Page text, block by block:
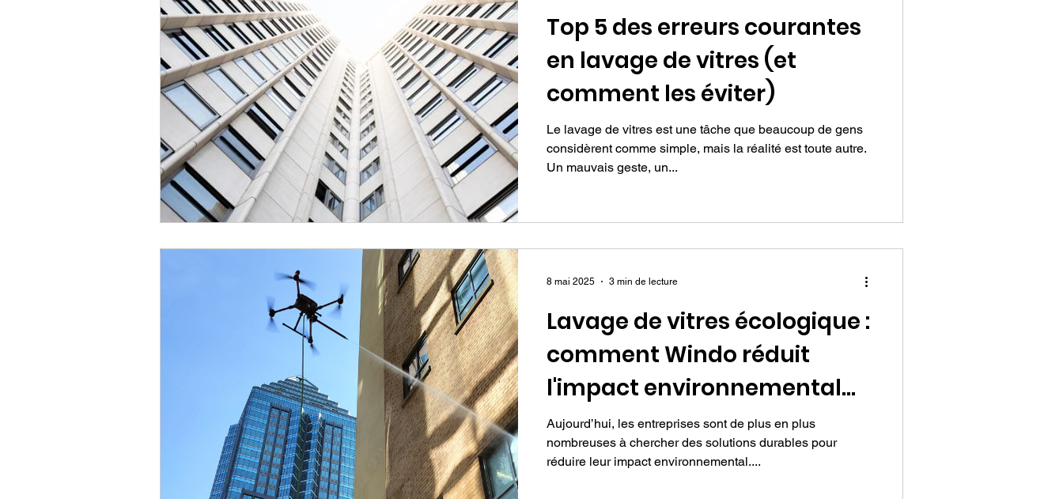
Top 5 des erreurs courantes
en lavage de vitres (et
comment les éviter)
Le lavage de vitres est une tâche que beaucoup de gens
considèrent comme simple, mais la réalité est toute autre.
Un mauvais geste, un...
Lavage de vitres écologique :
comment Windo réduit
l'impact environnemental
du nettoyage
Aujourd’hui, les entreprises sont de plus en plus
nombreuses à chercher des solutions durables pour
réduire leur impact environnemental....
8 mai 2025 3 min de lecture